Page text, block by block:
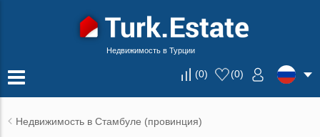
Недвижимость в Турции
(0) (0)
Недвижимость в Стамбуле (провинция)